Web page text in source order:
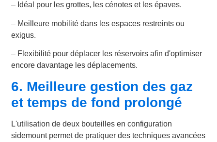
– Idéal pour les grottes, les cénotes et les épaves.
– Meilleure mobilité dans les espaces restreints ou
exigus.
– Flexibilité pour déplacer les réservoirs afin d'optimiser
encore davantage les déplacements.
6. Meilleure gestion des gaz
et temps de fond prolongé
L'utilisation de deux bouteilles en configuration
sidemount permet de pratiquer des techniques avancées